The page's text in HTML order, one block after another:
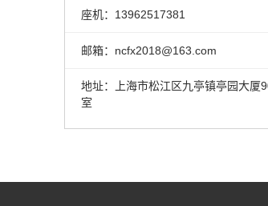
座机：13962517381
邮箱：ncfx2018@163.com
地址：上海市松江区九亭镇亭园大厦
室